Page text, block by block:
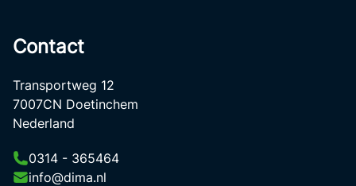
Contact
Transportweg 12
7007CN Doetinchem
Nederland
0314 - 365464
info@dima.nl